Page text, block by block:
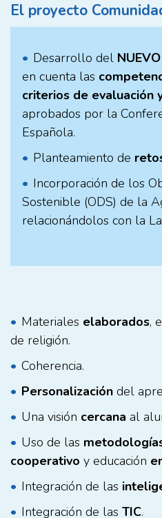
El proyecto
Desarrollo del
en cuenta las
criterios de evaluación
aprobados por la
Española.
Planteamiento de
Incorporación de los
Sostenible (ODS) de la
relacionándolos con la
Materiales elaborados,
de religión.
Coherencia.
Personalización del
Una visión cercana al
Uso de las
cooperativo y educación
Integración de las
Integración de las TIC.